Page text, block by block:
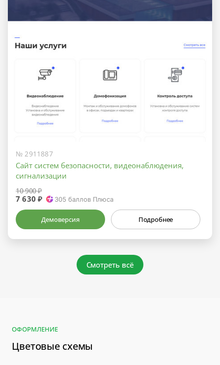
№ 2911887
Сайт систем безопасности, видеонаблюдения,
сигнализации
10 900 ₽
7 630 ₽ 305 баллов Плюса
Демоверсия Подробнее
Смотреть всё
ОФОРМЛЕНИЕ
Цветовые схемы